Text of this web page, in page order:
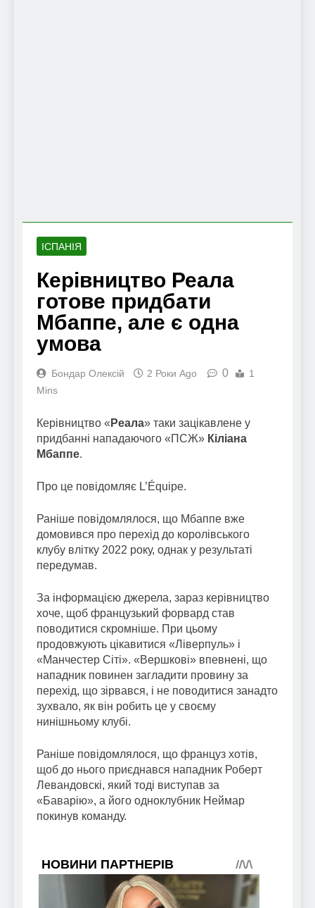
ІСПАНІЯ
Керівництво Реала
готове придбати
Мбаппе, але є одна
умова
Бондар Олексій 2 Роки Ago 0
1
Mins
Керівництво « Реала» таки зацікавлене у
придбанні нападаючого «ПСЖ» Кіліана
Мбаппе.
Про це повідомляє L’Équipe.
Раніше повідомлялося, що Мбаппе вже
домовився про перехід до королівського
клубу влітку 2022 року, однак у результаті
передумав.
За інформацією джерела, зараз керівництво
хоче, щоб французький форвард став
поводитися скромніше. При цьому
продовжують цікавитися «Ліверпуль» і
«Манчестер Сіті». «Вершкові» впевнені, що
нападник повинен загладити провину за
перехід, що зірвався, і не поводитися занадто
зухвало, як він робить це у своєму
нинішньому клубі.
Раніше повідомлялося, що француз хотів,
щоб до нього приєднався нападник Роберт
Левандовскі, який тоді виступав за
«Баварію», а його одноклубник Неймар
покинув команду.